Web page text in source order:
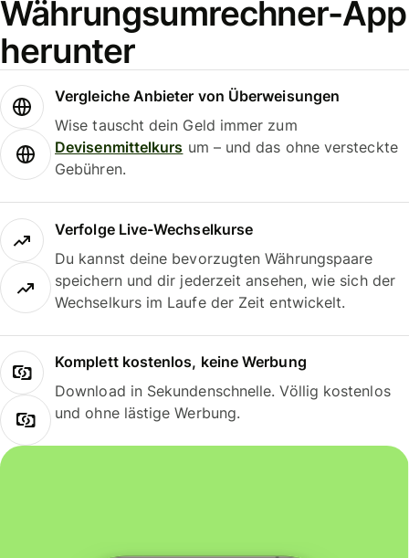
Währungsumrechner-App
herunter
Vergleiche Anbieter von Überweisungen
Wise tauscht dein Geld immer zum
Devisenmittelkurs um – und das ohne versteckte
Gebühren.
Verfolge Live-Wechselkurse
Du kannst deine bevorzugten Währungspaare
speichern und dir jederzeit ansehen, wie sich der
Wechselkurs im Laufe der Zeit entwickelt.
Komplett kostenlos, keine Werbung
Download in Sekundenschnelle. Völlig kostenlos
und ohne lästige Werbung.